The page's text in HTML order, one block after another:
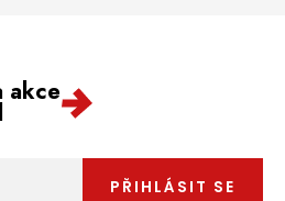
akce
PŘIHLÁSIT SE